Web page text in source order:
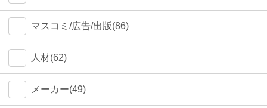
マスコミ/広告/出版(86)
人材(62)
メーカー(49)